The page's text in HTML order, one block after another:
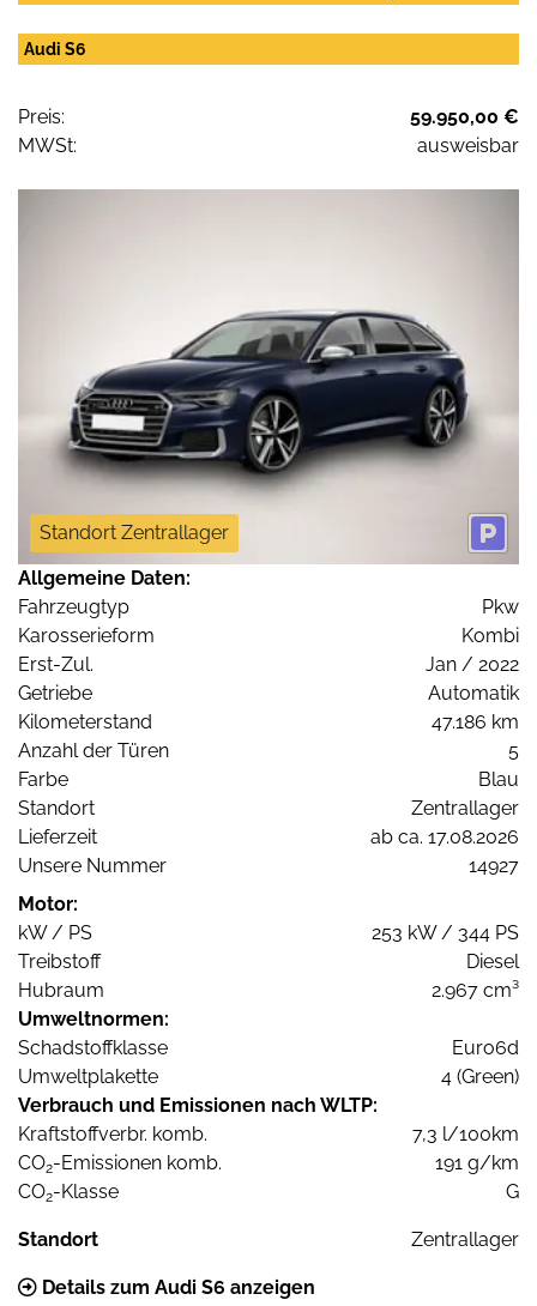
Audi S6
Preis:
59.950,00 €
MWSt:
ausweisbar
Standort Zentrallager
Allgemeine Daten:
Fahrzeugtyp
Pkw
Karosserieform
Kombi
Erst-Zul.
Jan / 2022
Getriebe
Automatik
Kilometerstand
47.186 km
Anzahl der Türen
5
Farbe
Blau
Standort
Zentrallager
Lieferzeit
ab ca. 17.08.2026
Unsere Nummer
14927
Motor:
kW / PS
253 kW / 344 PS
Treibstoff
Diesel
Hubraum
2.967 cm³
Umweltnormen:
Schadstoffklasse
Euro6d
Umweltplakette
4 (Green)
Verbrauch und Emissionen nach WLTP:
Kraftstoffverbr. komb.
7,3 l/100km
CO2-Emissionen komb.
191 g/km
CO2-Klasse G
Standort Zentrallager
Details zum Audi S6 anzeigen